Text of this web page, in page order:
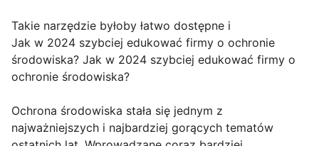
Takie narzędzie byłoby łatwo dostępne i
Jak w 2024 szybciej edukować firmy o ochronie
środowiska? Jak w 2024 szybciej edukować firmy o
ochronie środowiska?
Ochrona środowiska stała się jednym z
najważniejszych i najbardziej gorących tematów